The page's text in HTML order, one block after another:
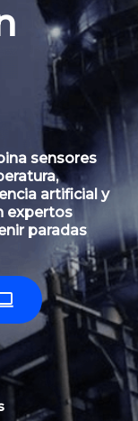
sensores
artificial y
expertos
paradas